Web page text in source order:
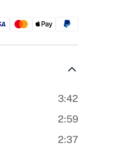
3:42
2:59
2:37